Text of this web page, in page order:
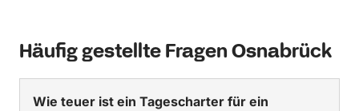
Häufig gestellte Fragen Osnabrück
Wie teuer ist ein Tagescharter für ein